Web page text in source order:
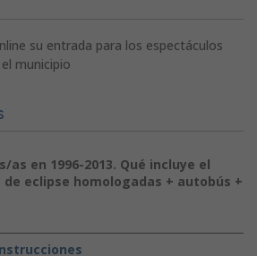
su entrada para los espectáculos
municipio
as en 1996-2013. Qué incluye el
de eclipse homologadas + autobús +